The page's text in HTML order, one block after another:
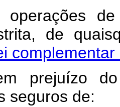
de
prejuízo
os